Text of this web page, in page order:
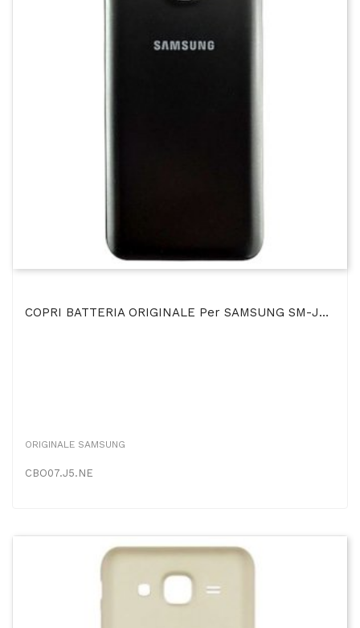
COPRI BATTERIA ORIGINALE Per SAMSUNG SM-J500 GALAXY J5 COLORE NERO BULK
ORIGINALE SAMSUNG
CBO07.J5.NE